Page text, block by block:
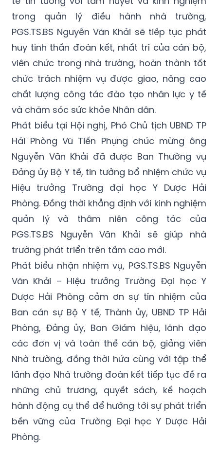
trong quản lý điều hành nhà trường,
PGS.TS.BS Nguyễn Văn Khải sẽ tiếp tục phát
huy tinh thần đoàn kết, nhất trí của cán bộ,
viên chức trong nhà trường, hoàn thành tốt
chức trách nhiệm vụ được giao, nâng cao
chất lượng công tác đào tạo nhân lực y tế
và chăm sóc sức khỏe Nhân dân.
Phát biểu tại Hội nghị, Phó Chủ tịch UBND TP
Hải Phòng Vũ Tiến Phụng chúc mừng ông
Nguyễn Văn Khải đã được Ban Thường vụ
Đảng ủy Bộ Y tế, tin tưởng bổ nhiệm chức vụ
Hiệu trưởng Trường đại học Y Dược Hải
Phòng. Đồng thời khẳng định với kinh nghiệm
quản lý và thâm niên công tác của
PGS.TS.BS Nguyễn Văn Khải sẽ giúp nhà
trường phát triển trên tầm cao mới.
Phát biểu nhận nhiệm vụ, PGS.TS.BS Nguyễn
Văn Khải – Hiệu trưởng Trường Đại học Y
Dược Hải Phòng cảm ơn sự tín nhiệm của
Ban cán sự Bộ Y tế, Thành ủy, UBND TP Hải
Phòng, Đảng ủy, Ban Giám hiệu, lãnh đạo
các đơn vị và toàn thể cán bộ, giảng viên
Nhà trường, đồng thời hứa cùng với tập thể
lãnh đạo Nhà trường đoàn kết tiếp tục đề ra
những chủ trương, quyết sách, kế hoạch
hành động cụ thể để hướng tới sự phát triển
bền vững của Trường Đại học Y Dược Hải
Phòng.